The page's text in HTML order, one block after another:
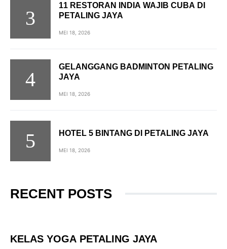
11 RESTORAN INDIA WAJIB CUBA DI
PETALING JAYA
MEI 18, 2026
GELANGGANG BADMINTON PETALING
JAYA
MEI 18, 2026
HOTEL 5 BINTANG DI PETALING JAYA
MEI 18, 2026
RECENT POSTS
KELAS YOGA PETALING JAYA